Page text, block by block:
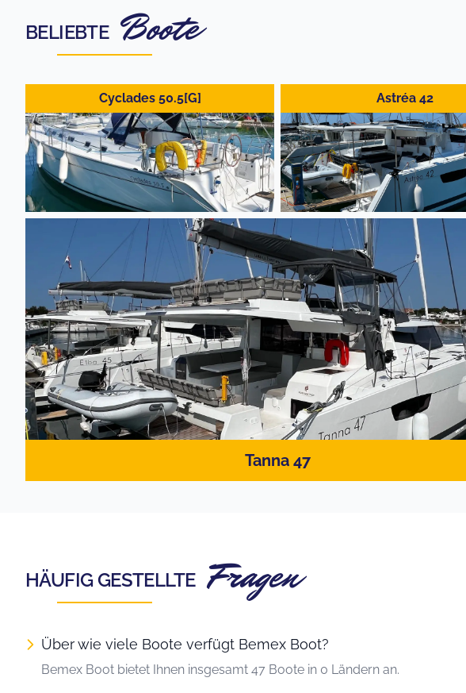
BELIEBTE Boote
Cyclades 50.5[G] Astréa 42
Tanna 47
HÄUFIG GESTELLTE Fragen
Über wie viele Boote verfügt Bemex Boot?
Bemex Boot bietet Ihnen insgesamt 47 Boote in 0 Ländern an.